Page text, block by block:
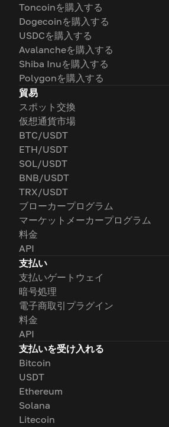
Toncoinを購入する
Dogecoinを購入する
USDCを購入する
Avalancheを購入する
Shiba Inuを購入する
Polygonを購入する
貿易
スポット交換
仮想通貨市場
BTC/USDT
ETH/USDT
SOL/USDT
BNB/USDT
TRX/USDT
ブローカープログラム
マーケットメーカープログラム
料金
API
支払い
支払いゲートウェイ
暗号処理
電子商取引プラグイン
料金
API
支払いを受け入れる
Bitcoin
USDT
Ethereum
Solana
Litecoin